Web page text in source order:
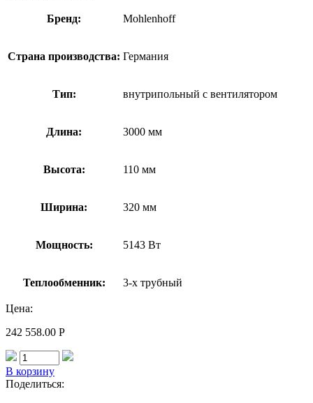
Бренд: Mohlenhoff
Страна производства: Германия
Тип: внутрипольный с вентилятором
Длина: 3000 мм
Высота: 110 мм
Ширина: 320 мм
Мощность: 5143 Вт
Теплообменник: 3-х трубный
Цена:
242 558.00 Р
В корзину
Поделиться: